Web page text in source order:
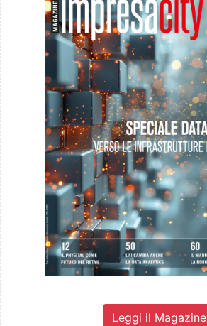
Leggi il Magazine